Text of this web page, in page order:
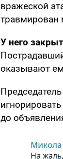
вражеской
травмирован
У него
оказывают
до